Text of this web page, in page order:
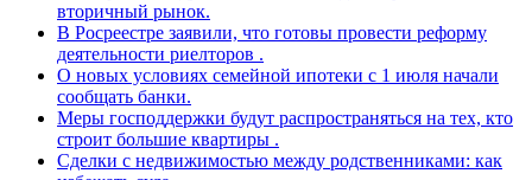
вторичный рынок.
В Росреестре заявили, что готовы провести реформу
деятельности риелторов .
О новых условиях семейной ипотеки с 1 июля начали
сообщать банки.
Меры господдержки будут распространяться на тех, кто
строит большие квартиры .
Сделки с недвижимостью между родственниками: как